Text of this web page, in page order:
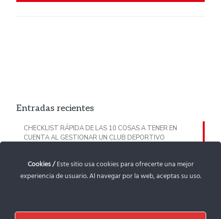
Entradas recientes
CHECKLIST RÁPIDA DE LAS 10 COSAS A TENER EN
CUENTA AL GESTIONAR UN CLUB DEPORTIVO
CHECKLIST PROTECCIÓN DE MENORES: TODO LO QUE
TIENES QUE TENER EN CUENTA EN TU CLUB DEPORTIVO
Cookies /Este sitio usa cookies para ofrecerte una mejor
experiencia de usuario. Al navegar por la web, aceptas su uso.